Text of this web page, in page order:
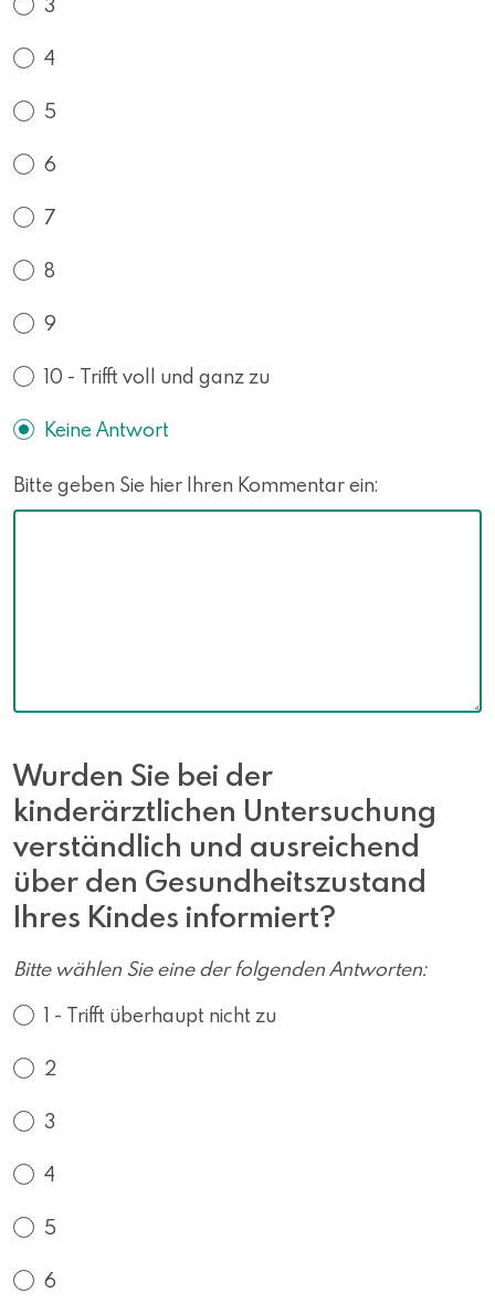
4
5
6
7
8
9
10 - Trifft voll und ganz zu
Keine Antwort
Bitte geben Sie hier Ihren Kommentar ein:
Wurden Sie bei der
kinderärztlichen Untersuchung
verständlich und ausreichend
über den Gesundheitszustand
Ihres Kindes informiert?
Bitte wählen Sie eine der folgenden Antworten:
1 - Trifft überhaupt nicht zu
2
3
4
5
6